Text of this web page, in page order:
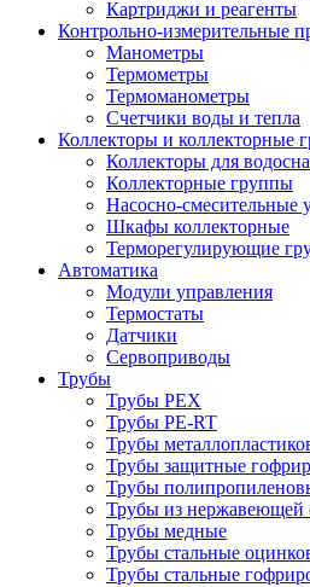
Картриджи и реагенты
Контрольно-измерительные
Манометры
Термометры
Термоманометры
Счетчики воды и тепла
Коллекторы и коллекторные
Коллекторы для
Коллекторные группы
Насосно-смесительные
Шкафы коллекторные
Терморегулирующие
Автоматика
Модули управления
Термостаты
Датчики
Сервоприводы
Трубы
Трубы PEX
Трубы PE-RT
Трубы
Трубы защитные
Трубы
Трубы из нержавеющей
Трубы медные
Трубы стальные
Трубы стальные